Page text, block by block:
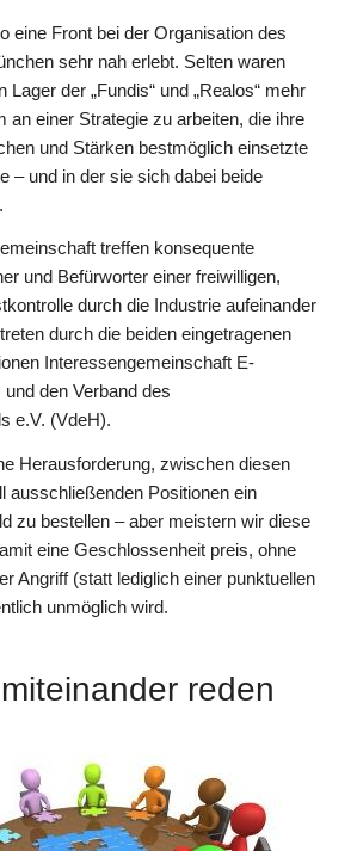
eine Front bei der Organisation des
sehr nah erlebt. Selten waren
Lager der „Fundis“ und „Realos“ mehr
an einer Strategie zu arbeiten, die ihre
und Stärken bestmöglich einsetzte
– und in der sie sich dabei beide
treffen konsequente
und Befürworter einer freiwilligen,
durch die Industrie aufeinander
durch die beiden eingetragenen
Interessengemeinschaft E-
den Verband des
e.V. (VdeH).
Herausforderung, zwischen diesen
ausschließenden Positionen ein
zu bestellen – aber meistern wir diese
eine Geschlossenheit preis, ohne
Angriff (statt lediglich einer punktuellen
unmöglich wird.
reden